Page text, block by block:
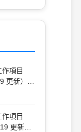
項目
更新）
項目
更新）